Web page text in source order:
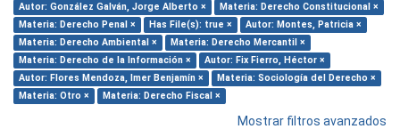
Autor: González Galván, Jorge Alberto ×
Materia: Derecho Constitucional ×
Materia: Derecho Penal ×
Has File(s): true ×
Autor: Montes, Patricia ×
Materia: Derecho Ambiental ×
Materia: Derecho Mercantil ×
Materia: Derecho de la Información ×
Autor: Fix Fierro, Héctor ×
Autor: Flores Mendoza, Imer Benjamín ×
Materia: Sociología del Derecho ×
Materia: Otro ×
Materia: Derecho Fiscal ×
Mostrar filtros avanzados